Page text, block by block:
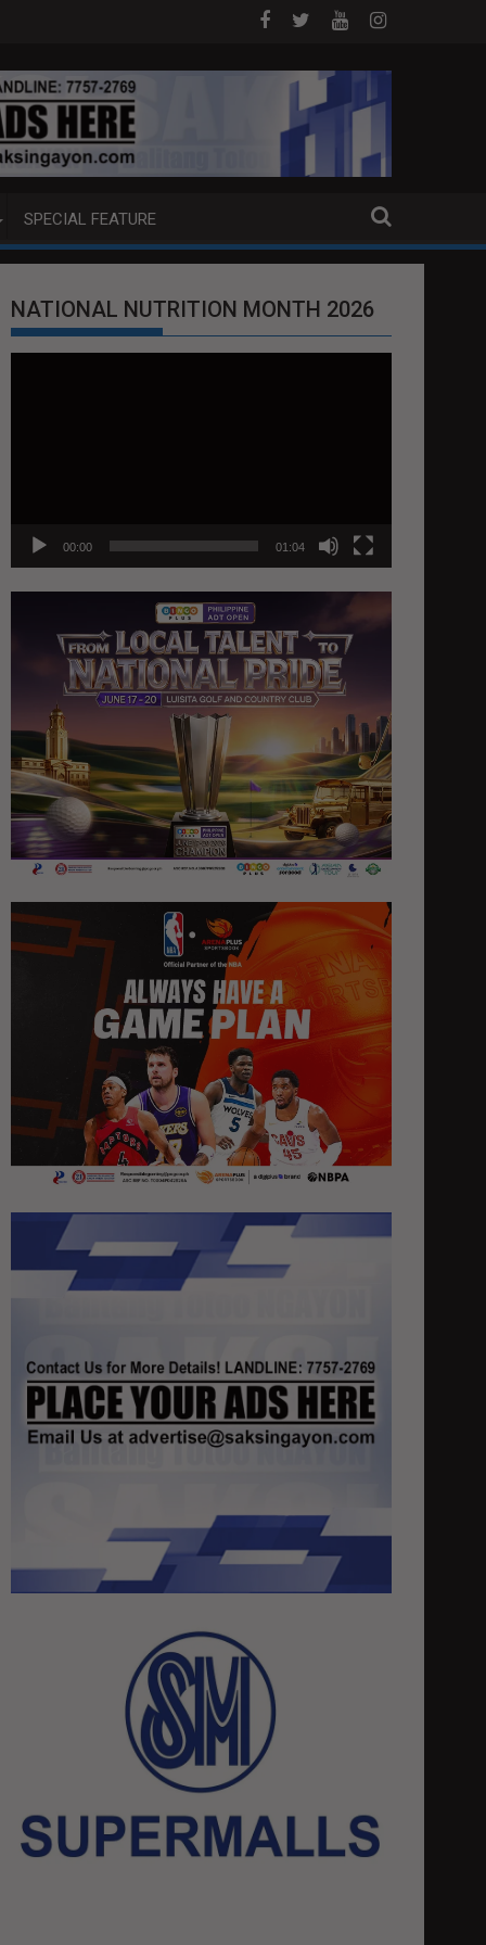
REQUEST NG U.S. LABAN KAY QUIBOLOY
MAHIGIT P21-M HALAGANG SMUGGLED
SPECIAL FEATURE
NATIONAL NUTRITION MONTH 2026
00:00 01:04